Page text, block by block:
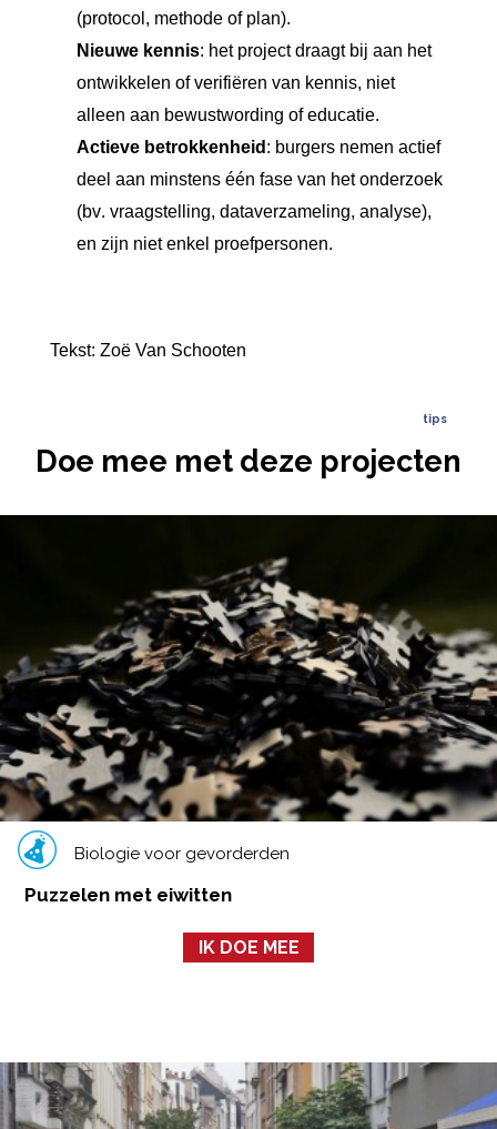
(protocol, methode of plan).
Nieuwe kennis: het project draagt bij aan het
ontwikkelen of verifiëren van kennis, niet
alleen aan bewustwording of educatie.
Actieve betrokkenheid : burgers nemen actief
deel aan minstens één fase van het onderzoek
(bv. vraagstelling, dataverzameling, analyse),
en zijn niet enkel proefpersonen.
Tekst: Zoë Van Schooten
tips
Doe mee met deze projecten
Biologie voor gevorderden
Puzzelen met eiwitten
IK DOE MEE